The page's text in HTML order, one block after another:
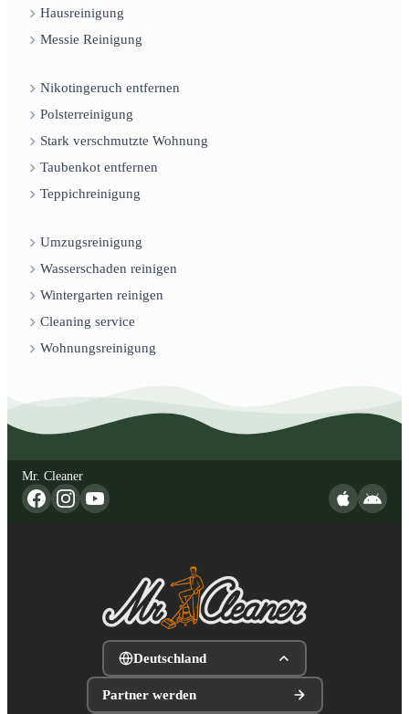
Hausreinigung
Messie Reinigung
Nikotingeruch entfernen
Polsterreinigung
Stark verschmutzte Wohnung
Taubenkot entfernen
Teppichreinigung
Umzugsreinigung
Wasserschaden reinigen
Wintergarten reinigen
Cleaning service
Wohnungsreinigung
Mr. Cleaner
Deutschland
Partner werden